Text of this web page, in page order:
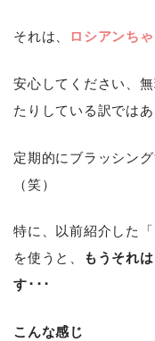
それは、 ロシアンち
安心してください、
たりしている訳では
定期的にブラッシン
（笑）
特に、以前紹介した「
を使うと、
もうそれ
す･･･
こんな感じ